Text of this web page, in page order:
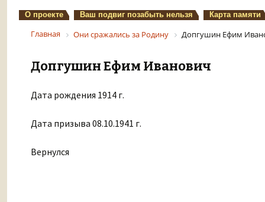
О проекте Ваш подвиг позабыть нельзя Карта памяти
Главная Они сражались за Родину Допгушин Ефим
Допгушин Ефим Иванович
Дата рождения 1914 г.
Дата призыва 08.10.1941 г.
Вернулся